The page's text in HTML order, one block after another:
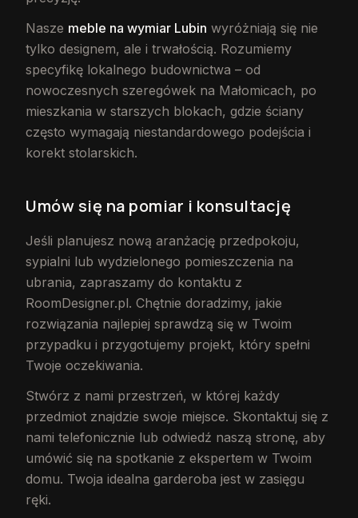
Nasze meble na wymiar Lubin wyróżniają się nie
tylko designem, ale i trwałością. Rozumiemy
specyfikę lokalnego budownictwa – od
nowoczesnych szeregówek na Małomicach, po
mieszkania w starszych blokach, gdzie ściany
często wymagają niestandardowego podejścia i
korekt stolarskich.
Umów się na pomiar i konsultację
Jeśli planujesz nową aranżację przedpokoju,
sypialni lub wydzielonego pomieszczenia na
ubrania, zapraszamy do kontaktu z
RoomDesigner.pl. Chętnie doradzimy, jakie
rozwiązania najlepiej sprawdzą się w Twoim
przypadku i przygotujemy projekt, który spełni
Twoje oczekiwania.
Stwórz z nami przestrzeń, w której każdy
przedmiot znajdzie swoje miejsce. Skontaktuj się z
nami telefonicznie lub odwiedź naszą stronę, aby
umówić się na spotkanie z ekspertem w Twoim
domu. Twoja idealna garderoba jest w zasięgu
ręki.